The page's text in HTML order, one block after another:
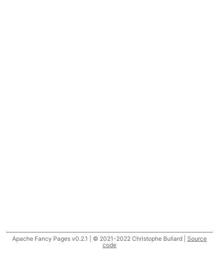
Apache Fancy Pages v0.2.1 | © 2021-2022 Christophe Buliard | Source
code